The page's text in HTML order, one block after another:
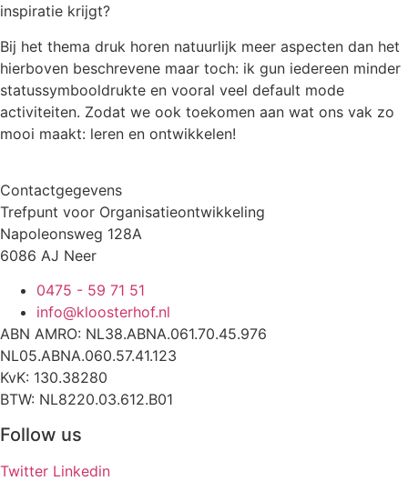
inspiratie krijgt?
Bij het thema druk horen natuurlijk meer aspecten dan het
hierboven beschrevene maar toch: ik gun iedereen minder
statussymbooldrukte en vooral veel default mode
activiteiten. Zodat we ook toekomen aan wat ons vak zo
mooi maakt: leren en ontwikkelen!
Contactgegevens
Trefpunt voor Organisatieontwikkeling
Napoleonsweg 128A
6086 AJ Neer
0475 - 59 71 51
info@kloosterhof.nl
ABN AMRO: NL38.ABNA.061.70.45.976
NL05.ABNA.060.57.41.123
KvK: 130.38280
BTW: NL8220.03.612.B01
Follow us
Twitter Linkedin